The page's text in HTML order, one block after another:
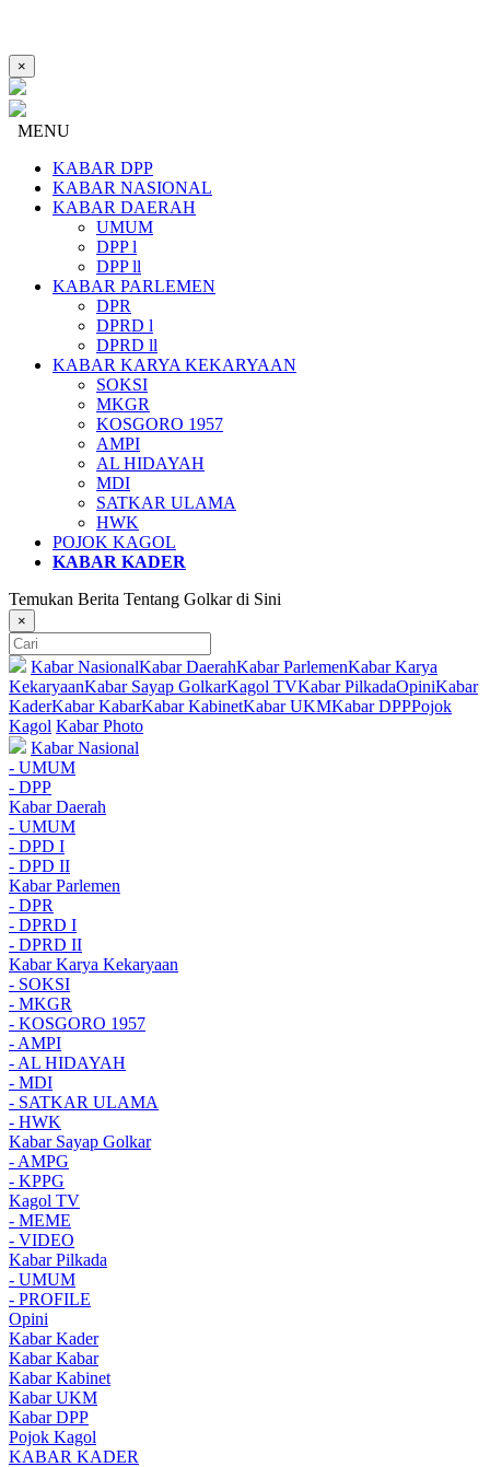
×
MENU
KABAR DPP
KABAR NASIONAL
KABAR DAERAH
UMUM
DPP l
DPP ll
KABAR PARLEMEN
DPR
DPRD l
DPRD ll
KABAR KARYA KEKARYAAN
SOKSI
MKGR
KOSGORO 1957
AMPI
AL HIDAYAH
MDI
SATKAR ULAMA
HWK
POJOK KAGOL
KABAR KADER
Temukan Berita Tentang Golkar di Sini
×
Kabar NasionalKabar DaerahKabar ParlemenKabar Karya
KekaryaanKabar Sayap GolkarKagol TVKabar PilkadaOpiniKabar
KaderKabar KabarKabar KabinetKabar UKMKabar DPPPojok
Kagol Kabar Photo
Kabar Nasional
- UMUM
- DPP
Kabar Daerah
- UMUM
- DPD I
- DPD II
Kabar Parlemen
- DPR
- DPRD I
- DPRD II
Kabar Karya Kekaryaan
- SOKSI
- MKGR
- KOSGORO 1957
- AMPI
- AL HIDAYAH
- MDI
- SATKAR ULAMA
- HWK
Kabar Sayap Golkar
- AMPG
- KPPG
Kagol TV
- MEME
- VIDEO
Kabar Pilkada
- UMUM
- PROFILE
Opini
Kabar Kader
Kabar Kabar
Kabar Kabinet
Kabar UKM
Kabar DPP
Pojok Kagol
KABAR KADER